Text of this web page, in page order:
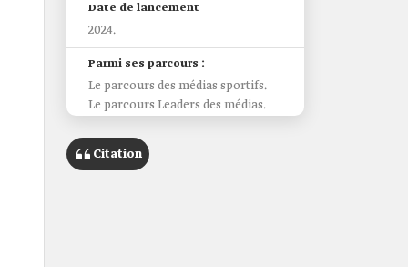
Date de lancement
2024.
Parmi ses parcours :
Le parcours des médias sportifs.
Le parcours Leaders des médias.
Citation